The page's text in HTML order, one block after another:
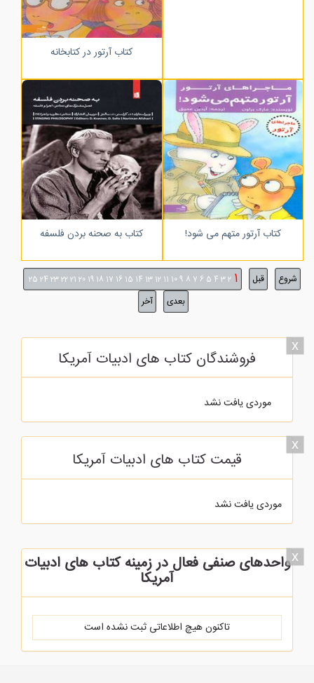
کتاب آرتور در کتابخانه
کتاب آرتور متهم می شود! کتاب به صحنه بردن فلسفه
شروع قبل 1
2
3
4
5
6
7
8
9
10
11
12
13
14
15
16
17
18
19
20
21
22
23
24
25
بعدی آخر
x
فروشندگان کتاب های ادبیات آمریکا
موردی یافت نشد
x
قیمت کتاب های ادبیات آمریکا
موردی یافت نشد
xواحدهای صنفی فعال در زمینه کتاب های ادبیات
آمریکا
تاکنون هیچ اطلاعاتی ثبت نشده است